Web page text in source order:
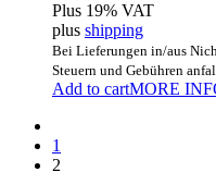
Plus 19% VAT
plus shipping
Bei Lieferungen in/aus
Steuern und Gebühren
Add to cartMORE
1
2